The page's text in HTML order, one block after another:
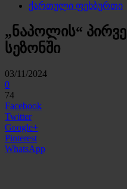
ქართული ფეხბურთი
„ნაპოლის“
სეზონში
03/11/2024
0
74
Facebook
Twitter
Google+
Pinterest
WhatsApp